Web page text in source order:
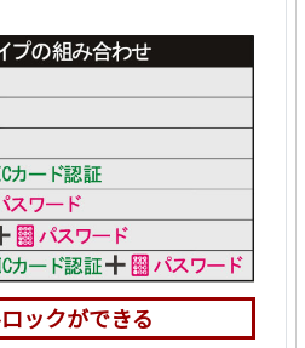
ックができる